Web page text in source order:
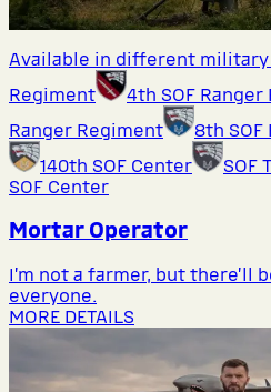
Available in different
Regiment
4th SOF
Ranger Regiment
8th
140th SOF Center
SOF
SOF Center
Mortar Operator
I’m not a farmer, but there’ll
everyone.
MORE DETAILS